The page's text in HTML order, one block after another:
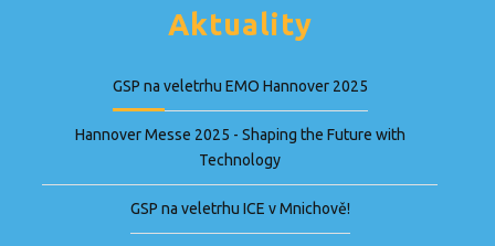
Aktuality
GSP na veletrhu EMO Hannover 2025
Hannover Messe 2025 - Shaping the Future with
Technology
GSP na veletrhu ICE v Mnichově!